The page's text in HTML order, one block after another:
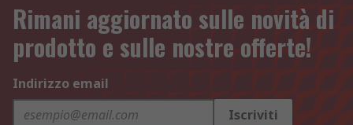
Rimani aggiornato sulle novità di
prodotto e sulle nostre offerte!
Indirizzo email
Iscriviti